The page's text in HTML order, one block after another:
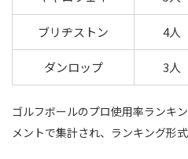
ブリヂストン 4人
ダンロップ 3人
ゴルフボールのプロ使用率ランキ
メントで集計され、ランキング形式